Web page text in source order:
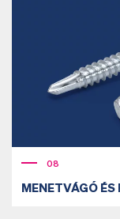
08
MENETVÁGÓ